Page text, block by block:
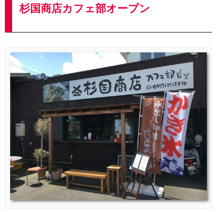
杉国商店カフェ部オープン